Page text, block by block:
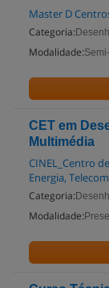
Master D
Categoria:
Modalidade:
CET em
Multimédia
CINEL_Centro
Energia,
Categoria:
Modalidade: